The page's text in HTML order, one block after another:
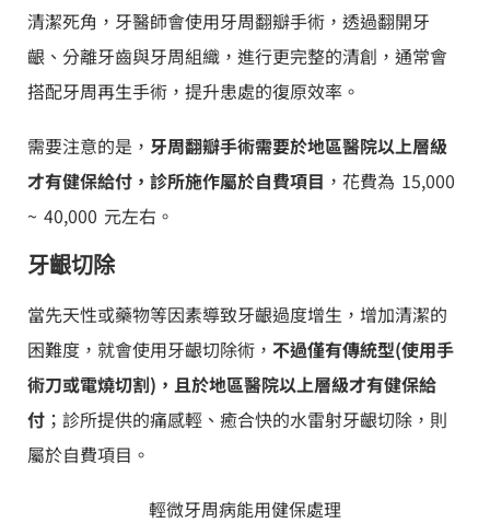
清潔死角，牙醫師會使用牙周翻瓣手術，透過翻開牙
齦、分離牙齒與牙周組織，進行更完整的清創，通常會
搭配牙周再生手術，提升患處的復原效率。
需要注意的是， 牙周翻瓣手術需要於地區醫院以上層級
才有健保給付，診所施作屬於自費項目 ，花費為 15,000
~ 40,000 元左右。
牙齦切除
當先天性或藥物等因素導致牙齦過度增生，增加清潔的
困難度，就會使用牙齦切除術， 不過僅有傳統型(使用手
術刀或電燒切割)，且於地區醫院以上層級才有健保給
付 ；診所提供的痛感輕、癒合快的水雷射牙齦切除，則
屬於自費項目。
輕微牙周病能用健保處理